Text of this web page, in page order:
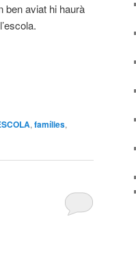
ben aviat hi haurà
, famílies,